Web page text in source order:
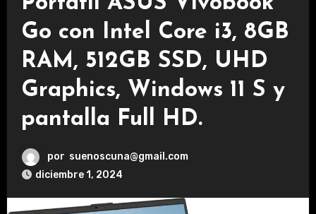
Go con Intel Core i3, 8GB
RAM, 512GB SSD, UHD
Graphics, Windows 11 S y
pantalla Full HD.
por suenoscuna@gmail.com
diciembre 1, 2024